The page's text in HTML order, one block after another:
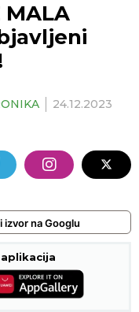
MALA
24.12.2023
izvor na Googlu